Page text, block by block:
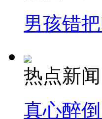
男孩错
热点新闻
真心醉